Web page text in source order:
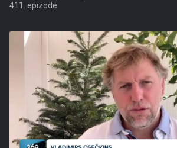
411. epizode